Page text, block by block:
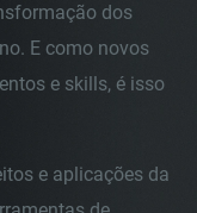
dos
E como novos
e skills, é isso
e aplicações da